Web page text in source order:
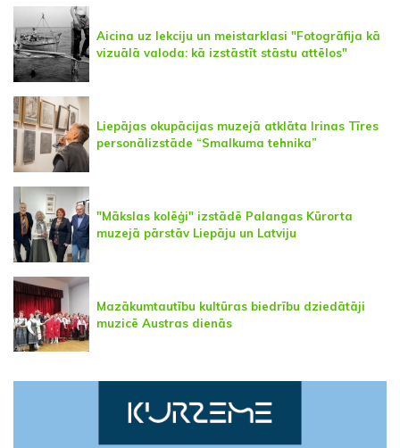
Aicina uz lekciju un meistarklasi "Fotogrāfija kā
vizuālā valoda: kā izstāstīt stāstu attēlos"
Liepājas okupācijas muzejā atklāta Irinas Tīres
personālizstāde “Smalkuma tehnika”
"Mākslas kolēģi" izstādē Palangas Kūrorta
muzejā pārstāv Liepāju un Latviju
Mazākumtautību kultūras biedrību dziedātāji
muzicē Austras dienās